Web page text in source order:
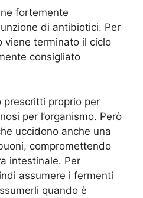
fortemente
di antibiotici. Per
viene terminato il ciclo
consigliato
prescritti proprio per
per l’organismo. Però
uccidono anche una
compromettendo
intestinale. Per
assumere i fermenti
quando è